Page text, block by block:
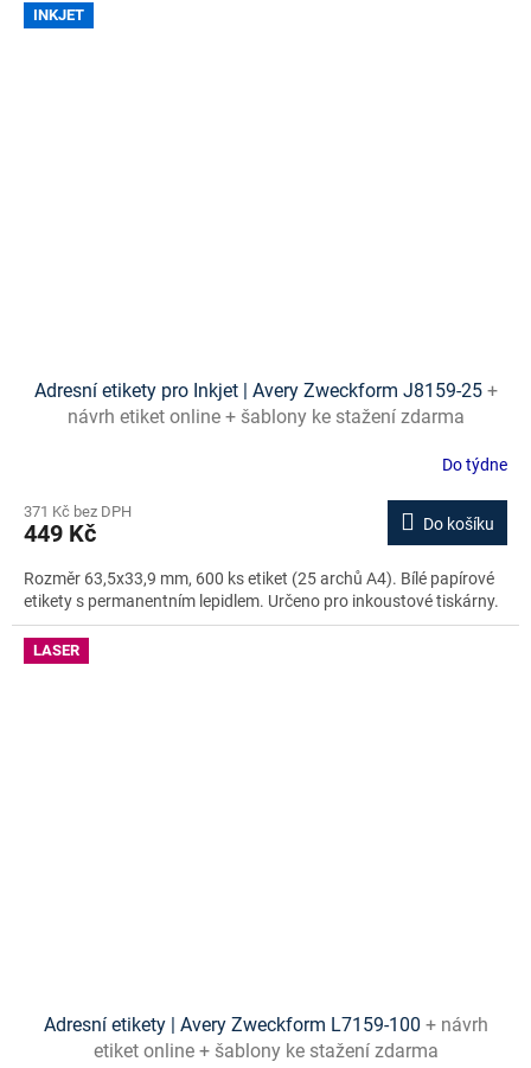
INKJET
Adresní etikety pro Inkjet | Avery Zweckform J8159-25 +
návrh etiket online + šablony ke stažení zdarma
Do týdne
371 Kč bez DPH
449 Kč Do košíku
Rozměr 63,5x33,9 mm, 600 ks etiket (25 archů A4). Bílé papírové
etikety s permanentním lepidlem. Určeno pro inkoustové tiskárny.
LASER
Adresní etikety | Avery Zweckform L7159-100 + návrh
etiket online + šablony ke stažení zdarma